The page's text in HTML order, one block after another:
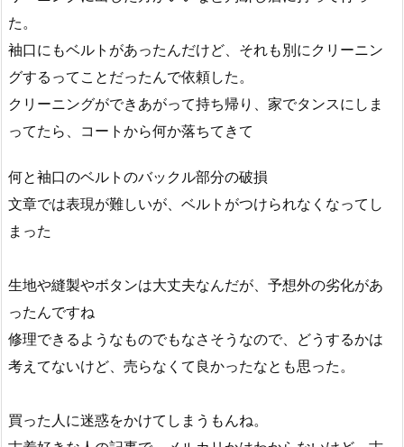
た。
袖口にもベルトがあったんだけど、それも別にクリーニン
グするってことだったんで依頼した。
クリーニングができあがって持ち帰り、家でタンスにしま
ってたら、コートから何か落ちてきて
何と袖口のベルトのバックル部分の破損
文章では表現が難しいが、ベルトがつけられなくなってし
まった
生地や縫製やボタンは大丈夫なんだが、予想外の劣化があ
ったんですね
修理できるようなものでもなさそうなので、どうするかは
考えてないけど、売らなくて良かったなとも思った。
買った人に迷惑をかけてしまうもんね。